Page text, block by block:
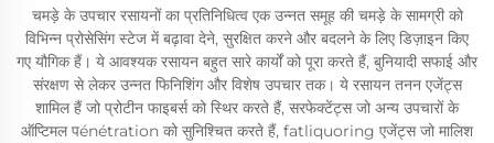
चमड़े के उपचार रसायनों का प्रतिनिधित्व एक उन्नत समूह की चमड़े के सामग्री को
विभिन्न प्रोसेसिंग स्टेज में बढ़ावा देने, सुरक्षित करने और बदलने के लिए डिज़ाइन किए
गए यौगिक हैं। ये आवश्यक रसायन बहुत सारे कार्यों को पूरा करते हैं, बुनियादी सफाई और
संरक्षण से लेकर उन्नत फिनिशिंग और विशेष उपचार तक। ये रसायन तनन एजेंट्स
शामिल हैं जो प्रोटीन फाइबर्स को स्थिर करते हैं, सरफेक्टेंट्स जो अन्य उपचारों के
ऑप्टिमल पénétration को सुनिश्चित करते हैं, fatliquoring एजेंट्स जो मालिश